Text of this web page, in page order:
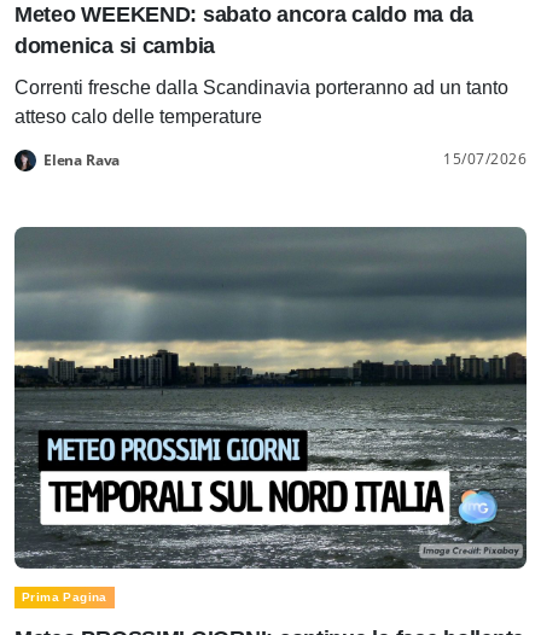
Meteo WEEKEND: sabato ancora caldo ma da
domenica si cambia
Correnti fresche dalla Scandinavia porteranno ad un tanto
atteso calo delle temperature
Elena Rava 15/07/2026
Prima Pagina